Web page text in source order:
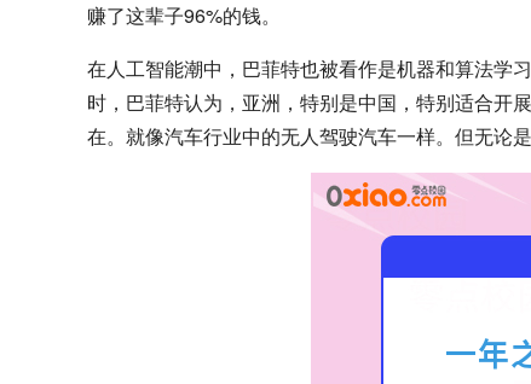
赚了这辈子96%的钱。
在人工智能潮中，巴菲特也被看作是机器和算法学
时，巴菲特认为，亚洲，特别是中国，特别适合开
在。就像汽车行业中的无人驾驶汽车一样。但无论